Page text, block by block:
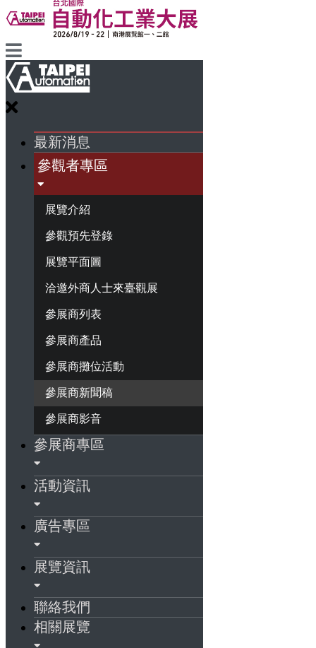
最新消息
參觀者專區
展覽介紹
參觀預先登錄
展覽平面圖
洽邀外商人士來臺觀展
參展商列表
參展商產品
參展商攤位活動
參展商新聞稿
參展商影音
參展商專區
活動資訊
廣告專區
展覽資訊
聯絡我們
相關展覽